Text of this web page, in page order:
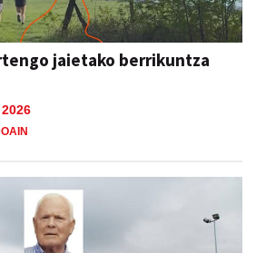
jaietako berrikuntza